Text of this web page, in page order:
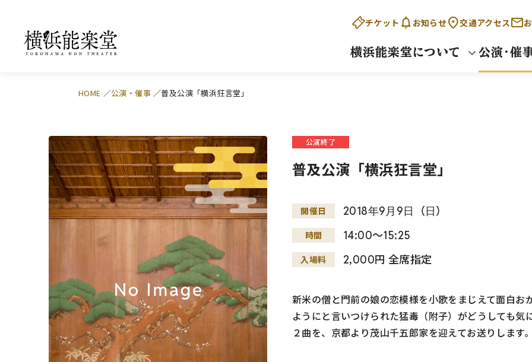
チケット お知らせ 交通アクセス
横浜能楽堂について 公演・催
HOME 公演・催事 普及公演「横浜狂言堂」
公演終了
普及公演「横浜狂言堂」
開催日 2018年9月 9日 （日）
時間 14:00～15:25
入場料 2,000円 全席指定
新米の僧と門前の娘の恋模様を小歌をまじえて面白
ようにと言いつけられた猛毒（附子）がどうしても
２曲を、京都より茂山千五郎家を迎えてお送りします